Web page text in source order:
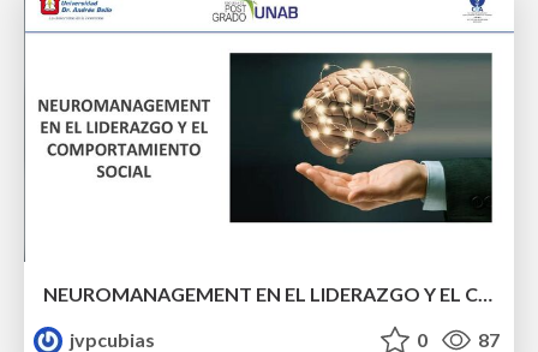
NEUROMANAGEMENT EN EL LIDERAZGO Y EL COMPORTAMIENTO SOCIAL
jvpcubias
0 87